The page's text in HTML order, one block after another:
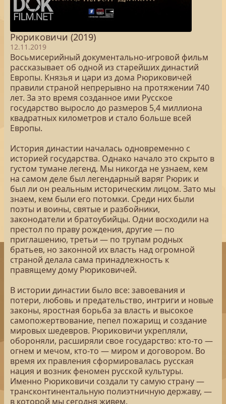
Рюриковичи (2019)
12.11.2019
Восьмисерийный документально-игровой фильм
рассказывает об одной из старейших династий
Европы. Князья и цари из дома Рюриковичей
правили страной непрерывно на протяжении 740
лет. За это время созданное ими Русское
государство выросло до размеров 5,4 миллиона
квадратных километров и стало больше всей
Европы.
История династии началась одновременно с
историей государства. Однако начало это скрыто в
густом тумане легенд. Мы никогда не узнаем, кем
на самом деле был легендарный варяг Рюрик и
был ли он реальным историческим лицом. Зато мы
знаем, кем были его потомки. Среди них были
поэты и воины, святые и разбойники,
законодатели и братоубийцы. Одни восходили на
престол по праву рождения, другие — по
приглашению, третьи — по трупам родных
братьев, но законной их власть над огромной
страной делала сама принадлежность к
правящему дому Рюриковичей.
В истории династии было все: завоевания и
потери, любовь и предательство, интриги и новые
законы, яростная борьба за власть и высокое
самопожертвование, пепел пожарищ и создание
мировых шедевров. Рюриковичи укрепляли,
обороняли, расширяли свое государство: кто-то —
огнем и мечом, кто-то — миром и договором. Во
время их правления сформировалась русская
нация и возник феномен русской культуры.
Именно Рюриковичи создали ту самую страну —
трансконтинентальную полиэтничную державу, —
в которой мы сегодня живем.